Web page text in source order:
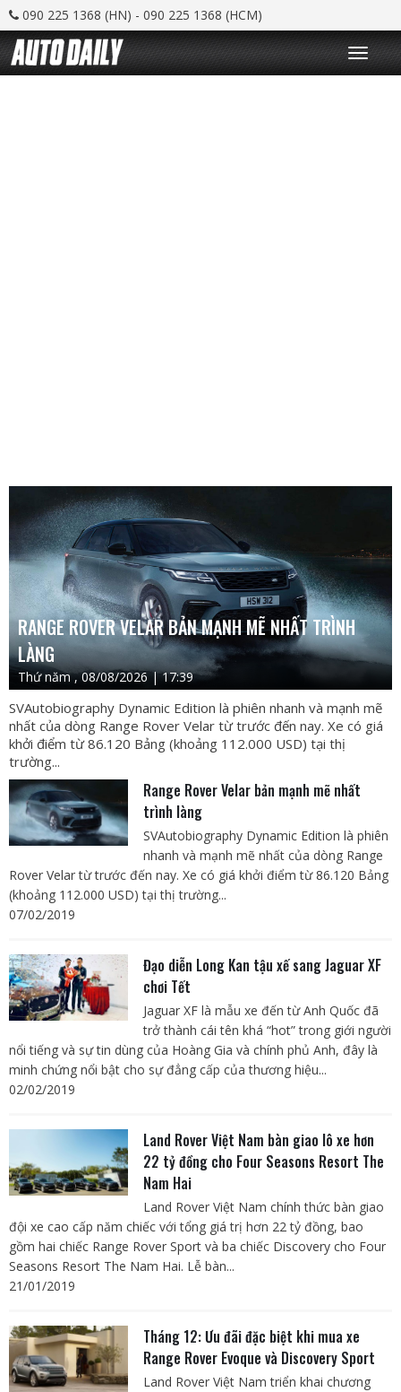
090 225 1368 (HN) - 090 225 1368 (HCM)
T
o
g
RANGE ROVER VELAR BẢN MẠNH MẼ NHẤT TRÌNH
LÀNG
Thứ năm , 08/08/2026 | 17:39
SVAutobiography Dynamic Edition là phiên nhanh và mạnh mẽ
nhất của dòng Range Rover Velar từ trước đến nay. Xe có giá
khởi điểm từ 86.120 Bảng (khoảng 112.000 USD) tại thị
trường...
Range Rover Velar bản mạnh mẽ nhất
trình làng
SVAutobiography Dynamic Edition là phiên
nhanh và mạnh mẽ nhất của dòng Range
Rover Velar từ trước đến nay. Xe có giá khởi điểm từ 86.120 Bảng
(khoảng 112.000 USD) tại thị trường...
07/02/2019
Đạo diễn Long Kan tậu xế sang Jaguar XF
chơi Tết
Jaguar XF là mẫu xe đến từ Anh Quốc đã
trở thành cái tên khá “hot” trong giới người
nổi tiếng và sự tin dùng của Hoàng Gia và chính phủ Anh, đây là
minh chứng nổi bật cho sự đẳng cấp của thương hiệu...
02/02/2019
Land Rover Việt Nam bàn giao lô xe hơn
22 tỷ đồng cho Four Seasons Resort The
Nam Hai
Land Rover Việt Nam chính thức bàn giao
đội xe cao cấp năm chiếc với tổng giá trị hơn 22 tỷ đồng, bao
gồm hai chiếc Range Rover Sport và ba chiếc Discovery cho Four
Seasons Resort The Nam Hai. Lễ bàn...
21/01/2019
Tháng 12: Ưu đãi đặc biệt khi mua xe
Range Rover Evoque và Discovery Sport
Land Rover Việt Nam triển khai chương